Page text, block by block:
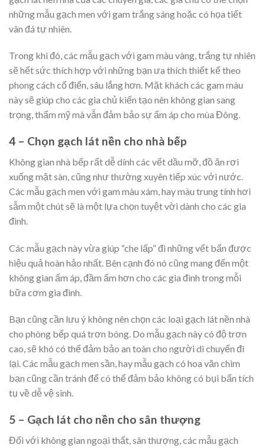
những mẫu gạch men với gam trắng sáng hoặc có họa tiết
vân đá tự nhiên.
Trong khi đó, các mẫu gạch với gam màu vàng, trắng tự nhiên
sẽ hết sức thích hợp với những bạn ưa thích thiết kế theo
phong cách cổ điển, sâu lắng hơn. Mặt khách các gam màu
này sẽ giúp cho các gia chủ kiến tạo nên không gian sang
trọng, thẩm mỹ mà vẫn đảm bảo sự ấm áp cho mùa Đông.
4 – Chọn gạch lát nền cho nhà bếp
Không gian nhà bếp rất dễ dính các vết dầu mỡ, đồ ăn rơi
xuống mặt sàn, cũng như thường xuyên tiếp xúc với nước.
Các mẫu gạch men với gam màu xám, hay màu trung tính hơi
sẫm một chút sẽ là một lựa chọn tuyệt vời dành cho các gia
đình.
Các mẫu gạch này vừa giúp “che lấp” đi những vết bẩn được
hiệu quả hoàn hảo nhất. Bên cạnh đó nó cũng mang đến một
không gian ấm áp, đầm ấm hơn cho các gia đình trong mỗi
bữa cơm gia đình.
Bạn cũng cần lưu ý không nên chọn các loại gạch lát nền nhà
cho phòng bếp quá trơn bóng. Do mẫu gạch này có độ trơn
cao, sẽ khó có thể đảm bảo an toàn cho người di chuyển đi
lại. Các mẫu gạch men sần, hay mẫu gạch có hoa văn chìm
bạn cũng cần tránh để có thể đảm bảo không có bụi bẩn tích
tụ về dễ vệ sinh.
5 – Gạch lát cho nền cho sân thượng
Đối với không gian ngoại thất, sân thượng, các mẫu gạch